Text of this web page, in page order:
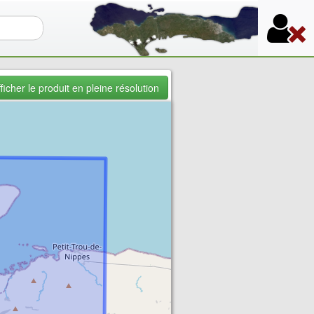
de recherche
le produit en pleine résolution